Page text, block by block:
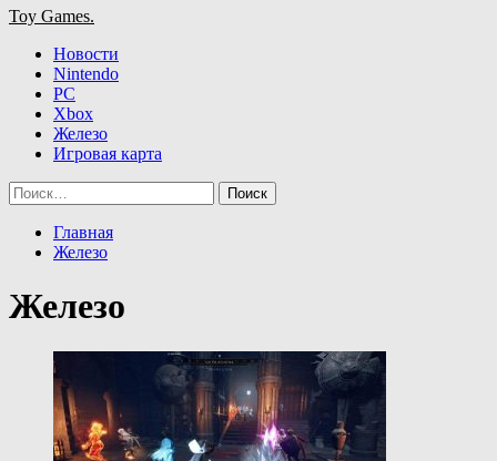
Основное
Toy Games.
Новости
Nintendo
PC
Xbox
Железо
Игровая карта
Найти:
Главная
Железо
Железо